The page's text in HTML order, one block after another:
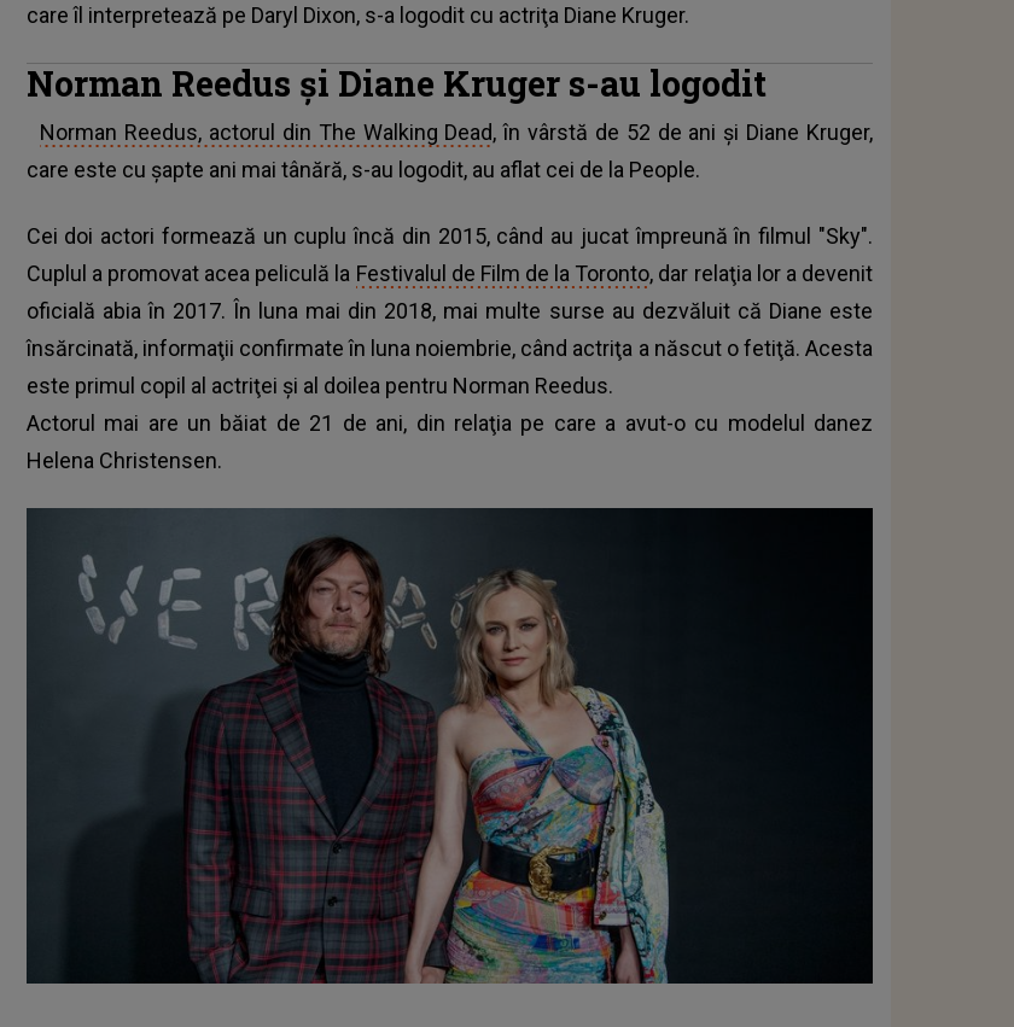
care îl interpretează pe Daryl Dixon, s-a logodit cu actriţa Diane Kruger.
Norman Reedus şi Diane Kruger s-au logodit
Norman Reedus, actorul din The Walking Dead, în vârstă de 52 de ani şi Diane Kruger,
care este cu şapte ani mai tânără, s-au logodit, au aflat cei de la People.
Cei doi actori formează un cuplu încă din 2015, când au jucat împreună în filmul "Sky".
Cuplul a promovat acea peliculă la Festivalul de Film de la Toronto, dar relaţia lor a devenit
oficială abia în 2017. În luna mai din 2018, mai multe surse au dezvăluit că Diane este
însărcinată, informaţii confirmate în luna noiembrie, când actriţa a născut o fetiţă. Acesta
este primul copil al actriţei şi al doilea pentru Norman Reedus.
Actorul mai are un băiat de 21 de ani, din relaţia pe care a avut-o cu modelul danez
Helena Christensen.